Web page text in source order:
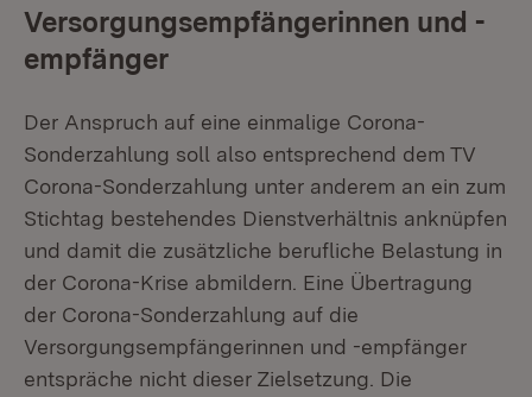
Versorgungsempfängerinnen und -
empfänger
Der Anspruch auf eine einmalige Corona-
Sonderzahlung soll also entsprechend dem TV
Corona-Sonderzahlung unter anderem an ein zum
Stichtag bestehendes Dienstverhältnis anknüpfen
und damit die zusätzliche berufliche Belastung in
der Corona-Krise abmildern. Eine Übertragung
der Corona-Sonderzahlung auf die
Versorgungsempfängerinnen und -empfänger
entspräche nicht dieser Zielsetzung. Die